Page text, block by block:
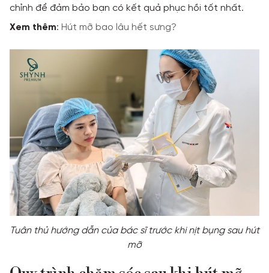
chỉnh để đảm bảo bạn có kết quả phục hồi tốt nhất.
Xem thêm: Hút mỡ bao lâu hết sưng?
Tuân thủ hướng dẫn của bác sĩ trước khi nịt bụng sau hút
mỡ